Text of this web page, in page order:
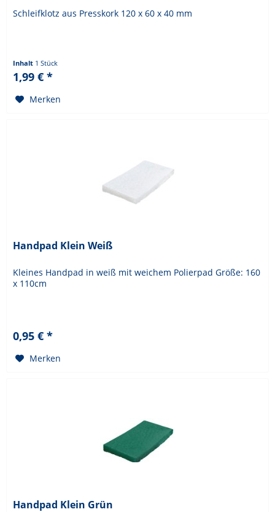
Schleifklotz aus Presskork 120 x 60 x 40 mm
Inhalt 1 Stück
1,99 € *
Merken
Handpad Klein Weiß
Kleines Handpad in weiß mit weichem Polierpad Größe: 160
x 110cm
0,95 € *
Merken
Handpad Klein Grün